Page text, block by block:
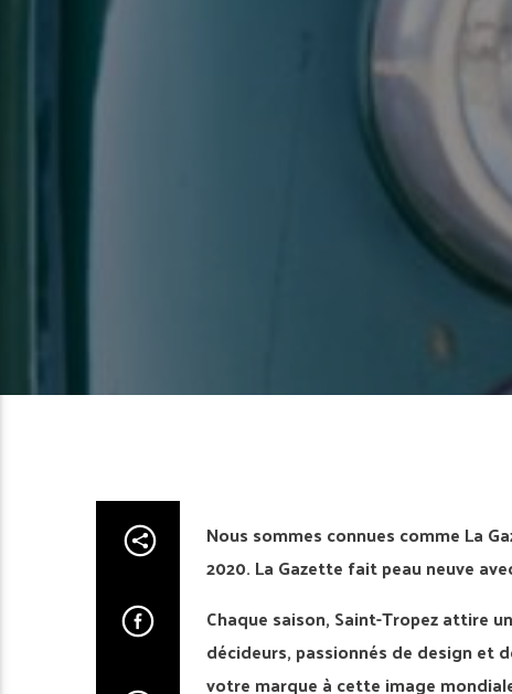
Nous sommes connues comme La
2020. La Gazette fait peau neuve
Chaque saison, Saint-Tropez attire
décideurs, passionnés de design et
votre marque à cette image